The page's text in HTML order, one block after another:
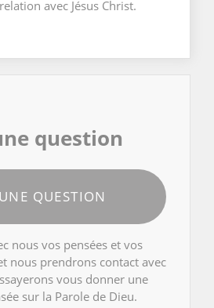
avec Jésus Christ.
question
QUESTION
nous vos pensées et vos
nous prendrons contact avec
vous donner une
sur la Parole de Dieu.